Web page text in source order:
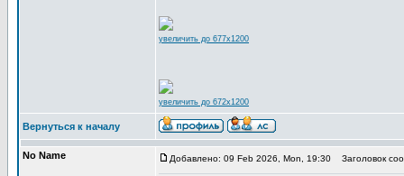
увеличить до 677x1200
увеличить до 672x1200
Вернуться к началу
No Name Добавлено: 09 Feb 2026, Mon, 19:30 Заголовок